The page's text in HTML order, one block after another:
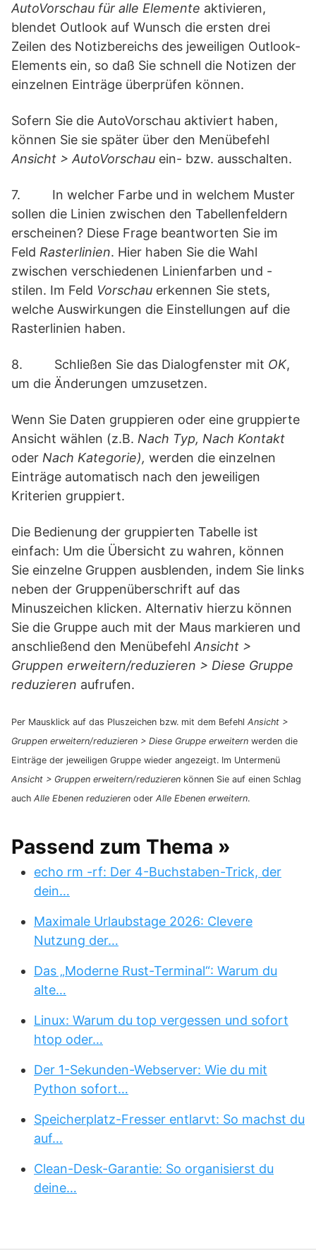
AutoVorschau für alle Elemente aktivieren,
blendet Outlook auf Wunsch die ersten drei
Zeilen des Notizbereichs des jeweiligen Outlook-
Elements ein, so daß Sie schnell die Notizen der
einzelnen Einträge überprüfen können.
Sofern Sie die AutoVorschau aktiviert haben,
können Sie sie später über den Menübefehl
Ansicht > AutoVorschau ein- bzw. ausschalten.
7. In welcher Farbe und in welchem Muster
sollen die Linien zwischen den Tabellenfeldern
erscheinen? Diese Frage beantworten Sie im
Feld Rasterlinien. Hier haben Sie die Wahl
zwischen verschiedenen Linienfarben und -
stilen. Im Feld Vorschau erkennen Sie stets,
welche Auswirkungen die Einstellungen auf die
Rasterlinien haben.
8. Schließen Sie das Dialogfenster mit OK,
um die Änderungen umzusetzen.
Wenn Sie Daten gruppieren oder eine gruppierte
Ansicht wählen (z.B. Nach Typ, Nach Kontakt
oder Nach Kategorie), werden die einzelnen
Einträge automatisch nach den jeweiligen
Kriterien gruppiert.
Die Bedienung der gruppierten Tabelle ist
einfach: Um die Übersicht zu wahren, können
Sie einzelne Gruppen ausblenden, indem Sie links
neben der Gruppenüberschrift auf das
Minuszeichen klicken. Alternativ hierzu können
Sie die Gruppe auch mit der Maus markieren und
anschließend den Menübefehl Ansicht >
Gruppen erweitern/reduzieren > Diese Gruppe
reduzieren aufrufen.
Per Mausklick auf das Pluszeichen bzw. mit dem Befehl Ansicht >
Gruppen erweitern/reduzieren > Diese Gruppe erweitern werden die
Einträge der jeweiligen Gruppe wieder angezeigt. Im Untermenü
Ansicht > Gruppen erweitern/reduzieren können Sie auf einen Schlag
auch Alle Ebenen reduzieren oder Alle Ebenen erweitern.
Passend zum Thema »
echo rm -rf: Der 4-Buchstaben-Trick, der
dein…
Maximale Urlaubstage 2026: Clevere
Nutzung der…
Das „Moderne Rust-Terminal“: Warum du
alte…
Linux: Warum du top vergessen und sofort
htop oder…
Der 1-Sekunden-Webserver: Wie du mit
Python sofort…
Speicherplatz-Fresser entlarvt: So machst du
auf…
Clean-Desk-Garantie: So organisierst du
deine…